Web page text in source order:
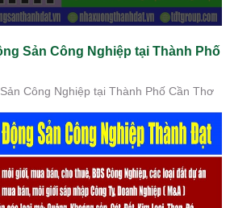
Sản Công Nghiệp tại Thành Phố
Công Nghiệp tại Thành Phố Cần Thơ